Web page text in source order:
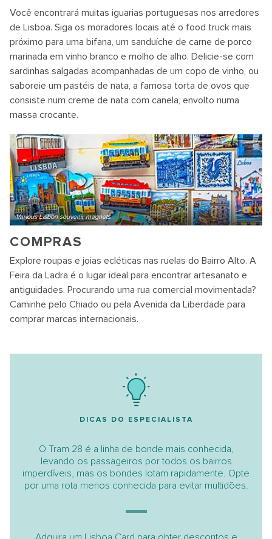
Você encontrará muitas iguarias portuguesas nos arredores
de Lisboa. Siga os moradores locais até o food truck mais
próximo para uma bifana, um sanduíche de carne de porco
marinada em vinho branco e molho de alho. Delicie-se com
sardinhas salgadas acompanhadas de um copo de vinho, ou
saboreie um pastéis de nata, a famosa torta de ovos que
consiste num creme de nata com canela, envolto numa
massa crocante.
Various Lisbon souvenir magnets
COMPRAS
Explore roupas e joias ecléticas nas ruelas do Bairro Alto. A
Feira da Ladra é o lugar ideal para encontrar artesanato e
antiguidades. Procurando uma rua comercial movimentada?
Caminhe pelo Chiado ou pela Avenida da Liberdade para
comprar marcas internacionais.
DICAS DO ESPECIALISTA
O Tram 28 é a linha de bonde mais conhecida,
levando os passageiros por todos os bairros
imperdíveis, mas os bondes lotam rapidamente. Opte
por uma rota menos conhecida para evitar multidões.